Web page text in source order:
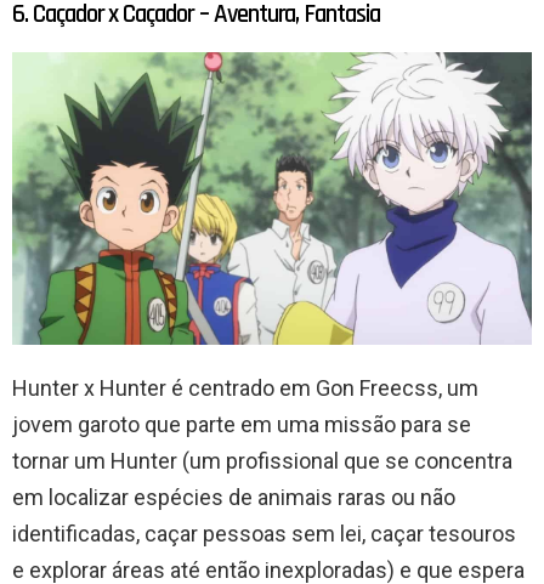
6. Caçador x Caçador – Aventura, Fantasia
Hunter x Hunter é centrado em Gon Freecss, um
jovem garoto que parte em uma missão para se
tornar um Hunter (um profissional que se concentra
em localizar espécies de animais raras ou não
identificadas, caçar pessoas sem lei, caçar tesouros
e explorar áreas até então inexploradas) e que espera